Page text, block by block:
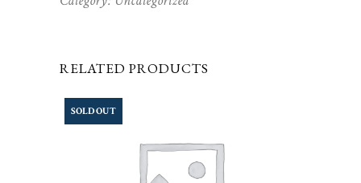
RELATED PRODUCTS
SOLD OUT